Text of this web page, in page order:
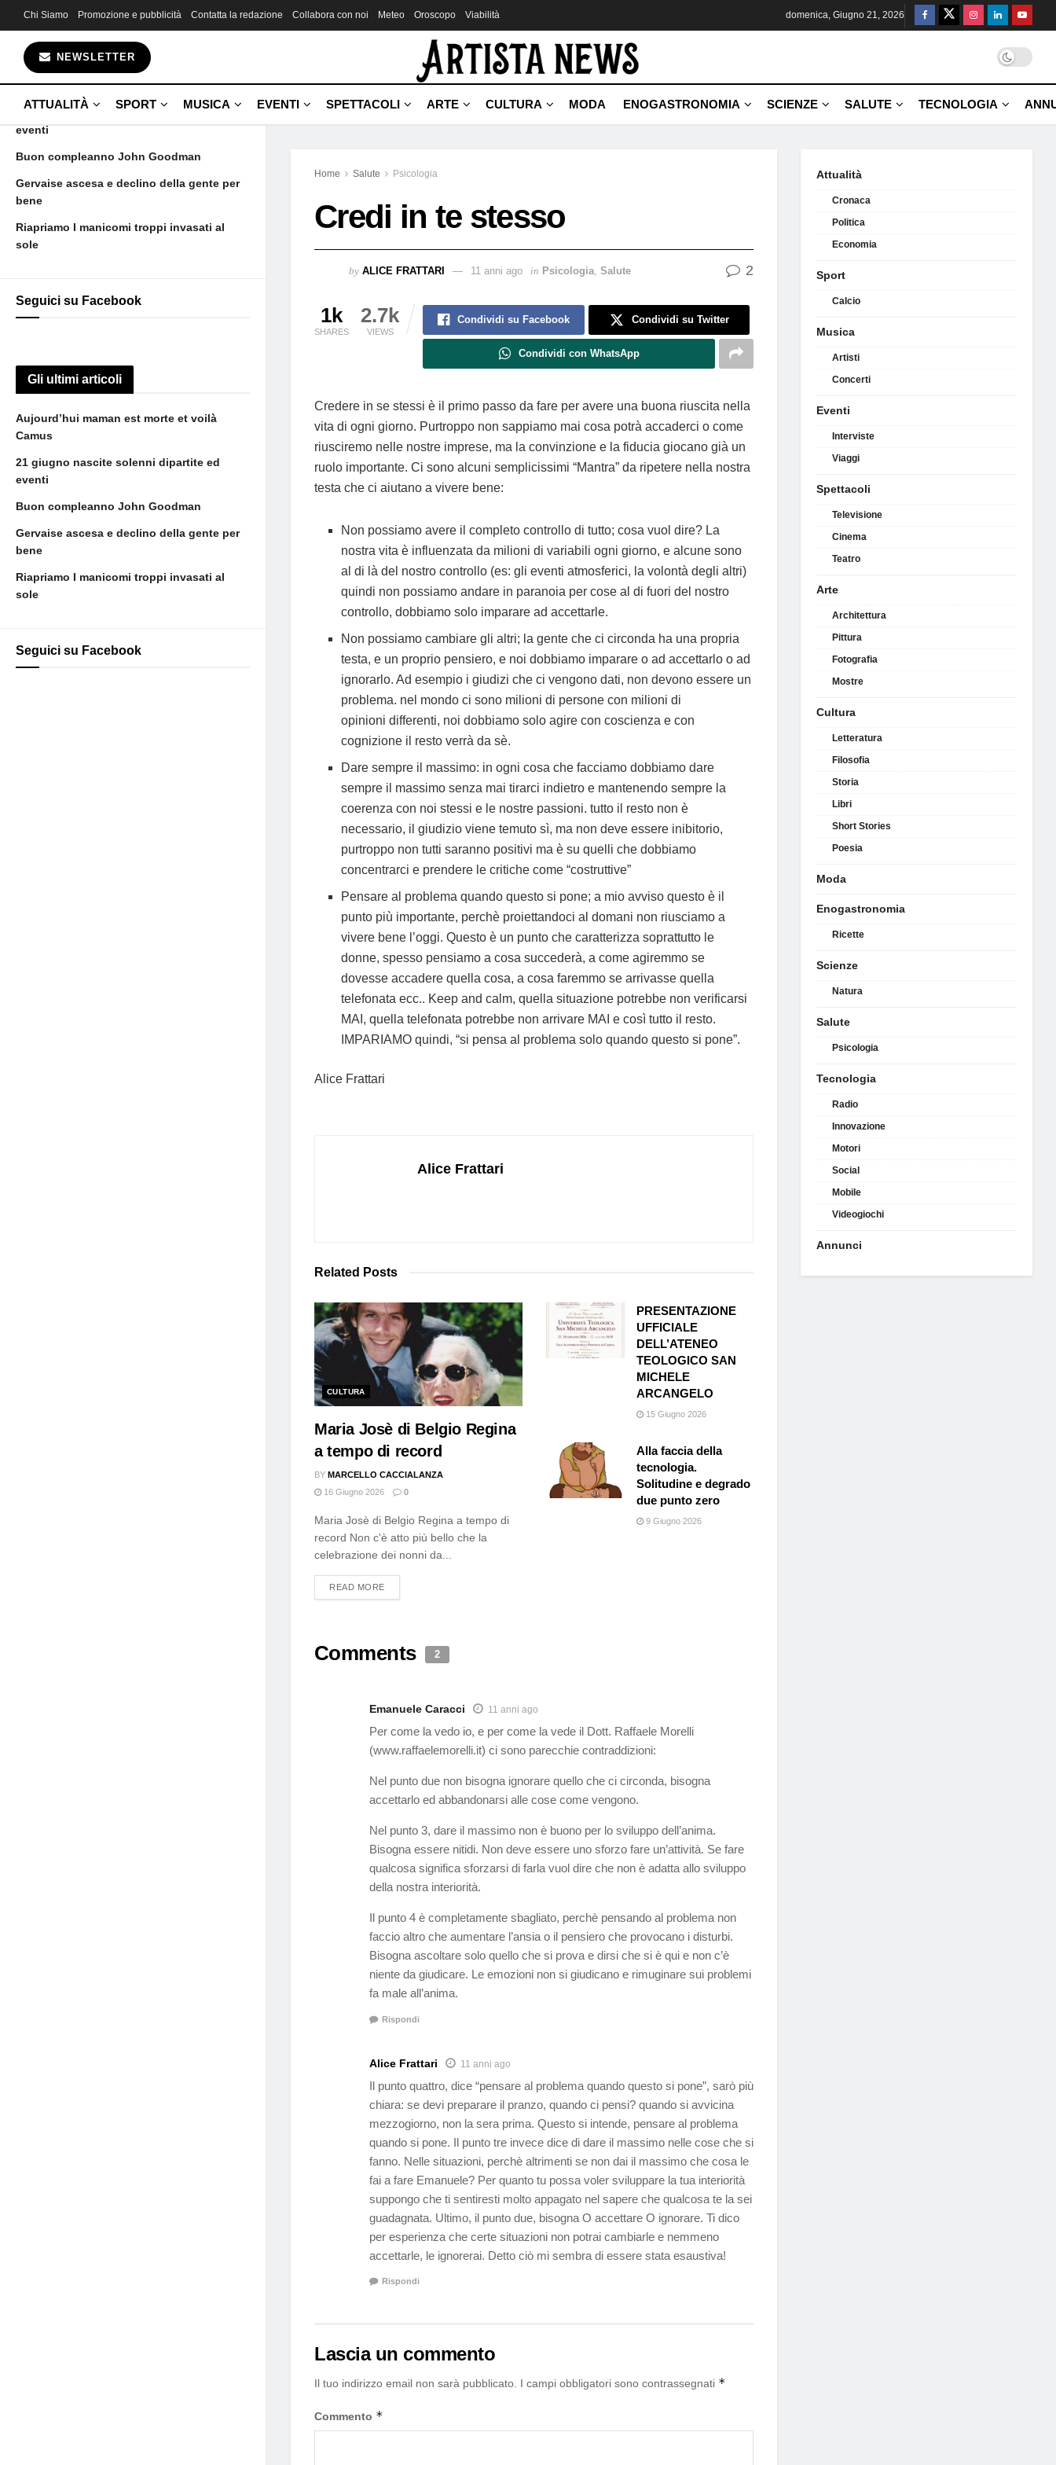
Gli ultimi articoli
Aujourd’hui maman est morte et voilà
Camus
21 giugno nascite solenni dipartite ed
eventi
Buon compleanno John Goodman
Gervaise ascesa e declino della gente per
bene
Riapriamo I manicomi troppi invasati al
sole
Seguici su Facebook
Gli ultimi articoli
Aujourd’hui maman est morte et voilà
Camus
21 giugno nascite solenni dipartite ed
eventi
Buon compleanno John Goodman
Gervaise ascesa e declino della gente per
bene
Riapriamo I manicomi troppi invasati al
sole
Seguici su Facebook
Chi Siamo Promozione e pubblicità Contatta la redazione Collabora con noi Meteo Oroscopo Viabilità domenica, Giugno 21, 2026
NEWSLETTER
ATTUALITÀ SPORT MUSICA EVENTI SPETTACOLI ARTE CULTURA MODA ENOGASTRONOMIA SCIENZE SALUTE TECNOLOGIA
Home Salute Psicologia
Credi in te stesso
by ALICE FRATTARI 11 anni ago in Psicologia Salute 2
1k
SHARES
2.7k
VIEWS
Condividi su Facebook Condividi su Twitter
Condividi con WhatsApp
Credere in se stessi è il primo passo da fare per avere una buona riuscita nella
vita di ogni giorno. Purtroppo non sappiamo mai cosa potrà accaderci o come
riusciremo nelle nostre imprese, ma la convinzione e la fiducia giocano già un
ruolo importante. Ci sono alcuni semplicissimi “Mantra” da ripetere nella nostra
testa che ci aiutano a vivere bene:
Non possiamo avere il completo controllo di tutto; cosa vuol dire? La
nostra vita è influenzata da milioni di variabili ogni giorno, e alcune sono
al di là del nostro controllo (es: gli eventi atmosferici, la volontà degli altri)
quindi non possiamo andare in paranoia per cose al di fuori del nostro
controllo, dobbiamo solo imparare ad accettarle.
Non possiamo cambiare gli altri; la gente che ci circonda ha una propria
testa, e un proprio pensiero, e noi dobbiamo imparare o ad accettarlo o ad
ignorarlo. Ad esempio i giudizi che ci vengono dati, non devono essere un
problema. nel mondo ci sono milioni di persone con milioni di
opinioni differenti, noi dobbiamo solo agire con coscienza e con
cognizione il resto verrà da sè.
Dare sempre il massimo: in ogni cosa che facciamo dobbiamo dare
sempre il massimo senza mai tirarci indietro e mantenendo sempre la
coerenza con noi stessi e le nostre passioni. tutto il resto non è
necessario, il giudizio viene temuto sì, ma non deve essere inibitorio,
purtroppo non tutti saranno positivi ma è su quelli che dobbiamo
concentrarci e prendere le critiche come “costruttive”
Pensare al problema quando questo si pone; a mio avviso questo è il
punto più importante, perchè proiettandoci al domani non riusciamo a
vivere bene l’oggi. Questo è un punto che caratterizza soprattutto le
donne, spesso pensiamo a cosa succederà, a come agiremmo se
dovesse accadere quella cosa, a cosa faremmo se arrivasse quella
telefonata ecc.. Keep and calm, quella situazione potrebbe non verificarsi
MAI, quella telefonata potrebbe non arrivare MAI e così tutto il resto.
IMPARIAMO quindi, “si pensa al problema solo quando questo si pone”.
Alice Frattari
Alice Frattari
Related Posts
CULTURA
Maria Josè di Belgio Regina
a tempo di record
BY MARCELLO CACCIALANZA
16 Giugno 2026
0
Maria Josè di Belgio Regina a tempo di
record Non c'è atto più bello che la
celebrazione dei nonni da...
READ MOREDETAILS
PRESENTAZIONE
UFFICIALE
DELL’ATENEO
TEOLOGICO SAN
MICHELE
ARCANGELO
15 Giugno 2026
Alla faccia della
tecnologia.
Solitudine e degrado
due punto zero
9 Giugno 2026
Comments 2
Emanuele Caracci 11 anni ago
Per come la vedo io, e per come la vede il Dott. Raffaele Morelli
(www.raffaelemorelli.it) ci sono parecchie contraddizioni:
Nel punto due non bisogna ignorare quello che ci circonda, bisogna
accettarlo ed abbandonarsi alle cose come vengono.
Nel punto 3, dare il massimo non è buono per lo sviluppo dell’anima.
Bisogna essere nitidi. Non deve essere uno sforzo fare un’attività. Se fare
qualcosa significa sforzarsi di farla vuol dire che non è adatta allo sviluppo
della nostra interiorità.
Il punto 4 è completamente sbagliato, perchè pensando al problema non
faccio altro che aumentare l’ansia o il pensiero che provocano i disturbi.
Bisogna ascoltare solo quello che si prova e dirsi che si è qui e non c’è
niente da giudicare. Le emozioni non si giudicano e rimuginare sui problemi
fa male all’anima.
Rispondi
Alice Frattari 11 anni ago
Il punto quattro, dice “pensare al problema quando questo si pone”, sarò più
chiara: se devi preparare il pranzo, quando ci pensi? quando si avvicina
mezzogiorno, non la sera prima. Questo si intende, pensare al problema
quando si pone. Il punto tre invece dice di dare il massimo nelle cose che si
fanno. Nelle situazioni, perchè altrimenti se non dai il massimo che cosa le
fai a fare Emanuele? Per quanto tu possa voler sviluppare la tua interiorità
suppongo che ti sentiresti molto appagato nel sapere che qualcosa te la sei
guadagnata. Ultimo, il punto due, bisogna O accettare O ignorare. Ti dico
per esperienza che certe situazioni non potrai cambiarle e nemmeno
accettarle, le ignorerai. Detto ciò mi sembra di essere stata esaustiva!
Rispondi
Lascia un commento
Il tuo indirizzo email non sarà pubblicato. I campi obbligatori sono contrassegnati *
Commento *
Attualità
Cronaca
Politica
Economia
Sport
Calcio
Musica
Artisti
Concerti
Eventi
Interviste
Viaggi
Spettacoli
Televisione
Cinema
Teatro
Arte
Architettura
Pittura
Fotografia
Mostre
Cultura
Letteratura
Filosofia
Storia
Libri
Short Stories
Poesia
Moda
Enogastronomia
Ricette
Scienze
Natura
Salute
Psicologia
Tecnologia
Radio
Innovazione
Motori
Social
Mobile
Videogiochi
Annunci